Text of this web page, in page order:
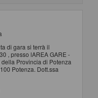
di gara si terrà il
, presso lAREA GARE -
Provincia di Potenza
Potenza. Dott.ssa